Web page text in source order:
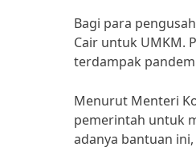
Bagi para
Cair untuk UMKM.
terdampak
Menurut Menteri
pemerintah untuk
adanya bantuan